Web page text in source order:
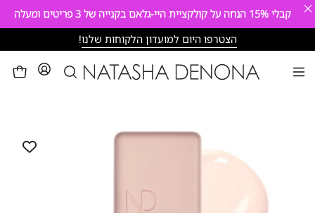
× קבלי 15% הנחה על קולקציית היי-גלאם בקנייה של 3 פריטים ומעלה
הצטרפו היום למועדון הלקוחות שלנו!
פתיחת
פתיחת